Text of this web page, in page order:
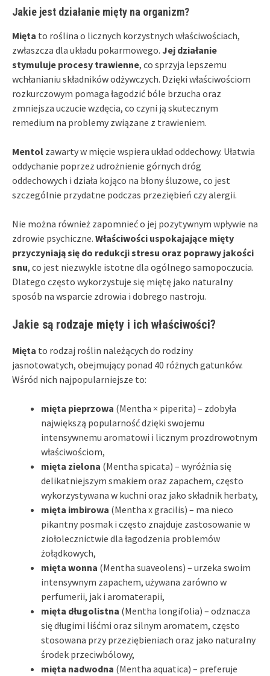
Jakie jest działanie mięty na organizm?
Mięta to roślina o licznych korzystnych właściwościach,
zwłaszcza dla układu pokarmowego. Jej działanie
stymuluje procesy trawienne, co sprzyja lepszemu
wchłanianiu składników odżywczych. Dzięki właściwościom
rozkurczowym pomaga łagodzić bóle brzucha oraz
zmniejsza uczucie wzdęcia, co czyni ją skutecznym
remedium na problemy związane z trawieniem.
Mentol zawarty w mięcie wspiera układ oddechowy. Ułatwia
oddychanie poprzez udrożnienie górnych dróg
oddechowych i działa kojąco na błony śluzowe, co jest
szczególnie przydatne podczas przeziębień czy alergii.
Nie można również zapomnieć o jej pozytywnym wpływie na
zdrowie psychiczne. Właściwości uspokajające mięty
przyczyniają się do redukcji stresu oraz poprawy jakości
snu, co jest niezwykle istotne dla ogólnego samopoczucia.
Dlatego często wykorzystuje się miętę jako naturalny
sposób na wsparcie zdrowia i dobrego nastroju.
Jakie są rodzaje mięty i ich właściwości?
Mięta to rodzaj roślin należących do rodziny
jasnotowatych, obejmujący ponad 40 różnych gatunków.
Wśród nich najpopularniejsze to:
mięta pieprzowa (Mentha × piperita) – zdobyła
największą popularność dzięki swojemu
intensywnemu aromatowi i licznym prozdrowotnym
właściwościom,
mięta zielona (Mentha spicata) – wyróżnia się
delikatniejszym smakiem oraz zapachem, często
wykorzystywana w kuchni oraz jako składnik herbaty,
mięta imbirowa (Mentha x gracilis) – ma nieco
pikantny posmak i często znajduje zastosowanie w
ziołolecznictwie dla łagodzenia problemów
żołądkowych,
mięta wonna (Mentha suaveolens) – urzeka swoim
intensywnym zapachem, używana zarówno w
perfumerii, jak i aromaterapii,
mięta długolistna (Mentha longifolia) – odznacza
się długimi liśćmi oraz silnym aromatem, często
stosowana przy przeziębieniach oraz jako naturalny
środek przeciwbólowy,
mięta nadwodna (Mentha aquatica) – preferuje